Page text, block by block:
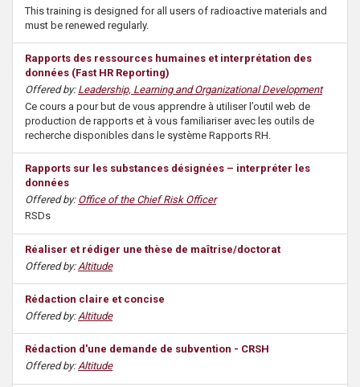
This training is designed for all users of radioactive materials and
must be renewed regularly.
Rapports des ressources humaines et interprétation des
données (Fast HR Reporting)
Offered by: Leadership, Learning and Organizational Development
Ce cours a pour but de vous apprendre à utiliser l’outil web de
production de rapports et à vous familiariser avec les outils de
recherche disponibles dans le système Rapports RH.
Rapports sur les substances désignées – interpréter les
données
Offered by: Office of the Chief Risk Officer
RSDs
Réaliser et rédiger une thèse de maîtrise/doctorat
Offered by: Altitude
Rédaction claire et concise
Offered by: Altitude
Rédaction d'une demande de subvention - CRSH
Offered by:Altitude